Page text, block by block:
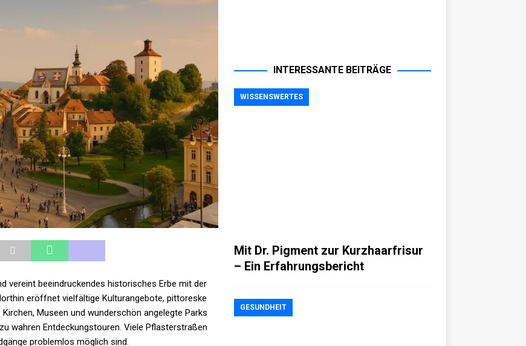
vereint beeindruckendes historisches Erbe mit der
eröffnet vielfältige Kulturangebote, pittoreske
Museen und wunderschön angelegte Parks
wahren Entdeckungstouren. Viele Pflasterstraßen
problemlos möglich sind.
INTERESSANTE BEITRÄGE
WISSENSWERTES
Mit Dr. Pigment zur Kurzhaarfrisur
– Ein Erfahrungsbericht
GESUNDHEIT